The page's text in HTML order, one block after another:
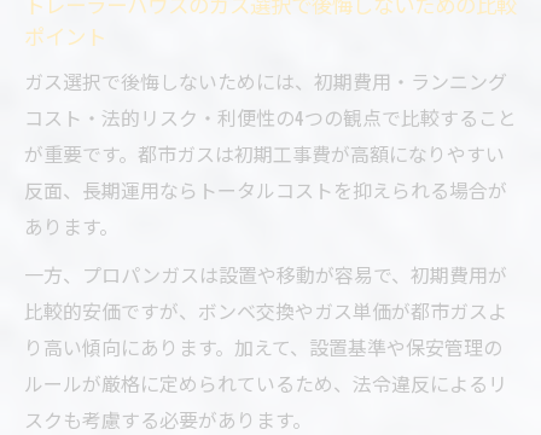
ポイント
ガス選択で後悔しないためには、初期費用・ランニング
コスト・法的リスク・利便性の4つの観点で比較すること
が重要です。都市ガスは初期工事費が高額になりやすい
反面、長期運用ならトータルコストを抑えられる場合が
あります。
一方、プロパンガスは設置や移動が容易で、初期費用が
比較的安価ですが、ボンベ交換やガス単価が都市ガスよ
り高い傾向にあります。加えて、設置基準や保安管理の
ルールが厳格に定められているため、法令違反によるリ
スクも考慮する必要があります。